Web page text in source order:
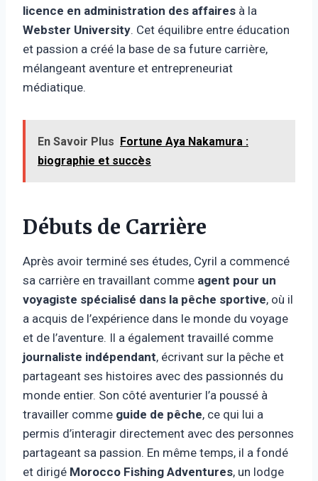
licence en administration des affaires à la
Webster University. Cet équilibre entre éducation
et passion a créé la base de sa future carrière,
mélangeant aventure et entrepreneuriat
médiatique.
En Savoir Plus Fortune Aya Nakamura :
biographie et succès
Débuts de Carrière
Après avoir terminé ses études, Cyril a commencé
sa carrière en travaillant comme agent pour un
voyagiste spécialisé dans la pêche sportive, où il
a acquis de l’expérience dans le monde du voyage
et de l’aventure. Il a également travaillé comme
journaliste indépendant, écrivant sur la pêche et
partageant ses histoires avec des passionnés du
monde entier. Son côté aventurier l’a poussé à
travailler comme guide de pêche, ce qui lui a
permis d’interagir directement avec des personnes
partageant sa passion. En même temps, il a fondé
et dirigé Morocco Fishing Adventures, un lodge